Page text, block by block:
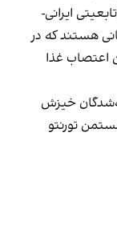
ایرانی-
هستند که در
اعتصاب غذا
خیزش
تورنتو